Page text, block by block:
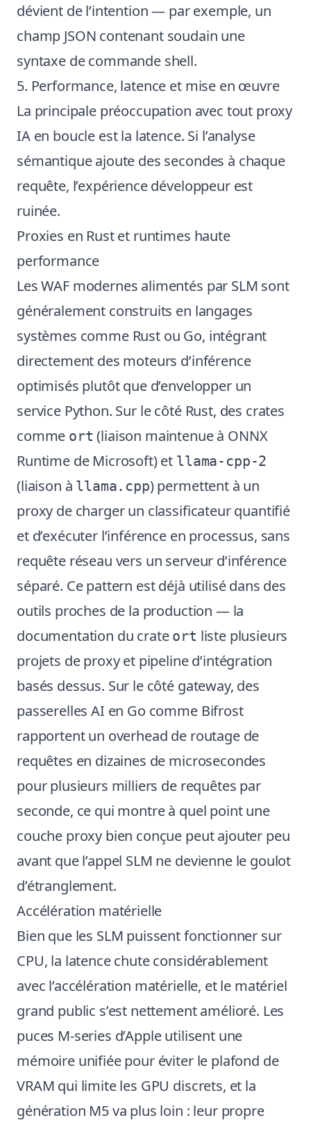
dévient de l’intention — par exemple, un
champ JSON contenant soudain une
syntaxe de commande shell.
5. Performance, latence et mise en œuvre
La principale préoccupation avec tout proxy
IA en boucle est la latence. Si l’analyse
sémantique ajoute des secondes à chaque
requête, l’expérience développeur est
ruinée.
Proxies en Rust et runtimes haute
performance
Les WAF modernes alimentés par SLM sont
généralement construits en langages
systèmes comme Rust ou Go, intégrant
directement des moteurs d’inférence
optimisés plutôt que d’envelopper un
service Python. Sur le côté Rust, des crates
comme ort (liaison maintenue à ONNX
Runtime de Microsoft) et llama-cpp-2
(liaison à llama.cpp) permettent à un
proxy de charger un classificateur quantifié
et d’exécuter l’inférence en processus, sans
requête réseau vers un serveur d’inférence
séparé. Ce pattern est déjà utilisé dans des
outils proches de la production — la
documentation du crate ort liste plusieurs
projets de proxy et pipeline d’intégration
basés dessus. Sur le côté gateway, des
passerelles AI en Go comme Bifrost
rapportent un overhead de routage de
requêtes en dizaines de microsecondes
pour plusieurs milliers de requêtes par
seconde, ce qui montre à quel point une
couche proxy bien conçue peut ajouter peu
avant que l’appel SLM ne devienne le goulot
d’étranglement.
Accélération matérielle
Bien que les SLM puissent fonctionner sur
CPU, la latence chute considérablement
avec l’accélération matérielle, et le matériel
grand public s’est nettement amélioré. Les
puces M-series d’Apple utilisent une
mémoire unifiée pour éviter le plafond de
VRAM qui limite les GPU discrets, et la
génération M5 va plus loin : leur propre